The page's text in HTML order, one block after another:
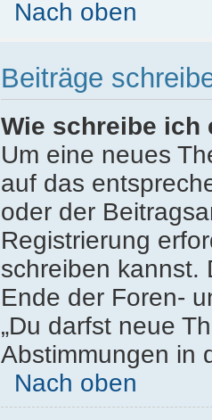
Nach oben
Beiträge
Wie schreibe ich
Um eine neues
auf das
oder der
Registrierung
schreiben kannst.
Ende der Foren-
„Du darfst neue
Abstimmungen in
Nach oben